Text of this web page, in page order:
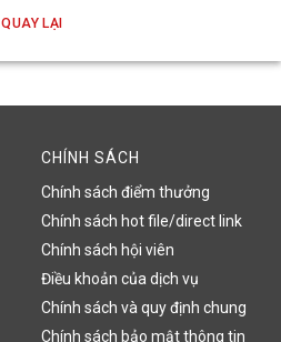
QUAY LẠI
CHÍNH SÁCH
Chính sách điểm thưởng
Chính sách hot file/direct link
Chính sách hội viên
Điều khoản của dịch vụ
Chính sách và quy định chung
Chính sách bảo mật thông tin